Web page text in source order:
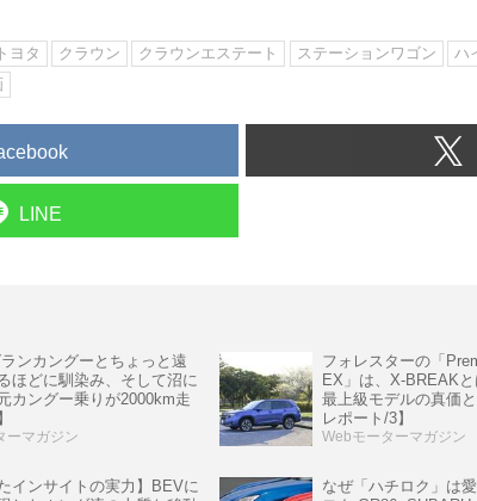
トヨタ クラウン クラウンエステート ステーションワゴン
ハ
LINE
ンカングーとちょっと遠
ほどに馴染み、そして沼に
カングー乗りが2000km走
ーマガジン
フォレスターの「
EX」は、X-BREAKと
最上級モデルの真価
レポート/3】
Webモーターマガジン
インサイトの実力】BEVに
なぜ「ハチロク」は